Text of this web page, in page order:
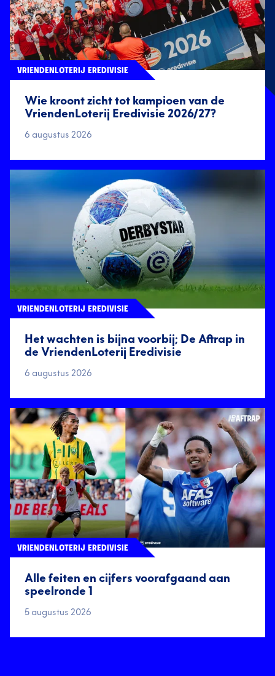
Wie kroont zicht tot kampioen van de
VriendenLoterij Eredivisie 2026/27?
VRIENDENLOTERIJ EREDIVISIE
6 augustus 2026
Het wachten is bijna voorbij; De Aftrap in
de VriendenLoterij Eredivisie
VRIENDENLOTERIJ EREDIVISIE
6 augustus 2026
Alle feiten en cijfers voorafgaand aan
speelronde 1
VRIENDENLOTERIJ EREDIVISIE
5 augustus 2026